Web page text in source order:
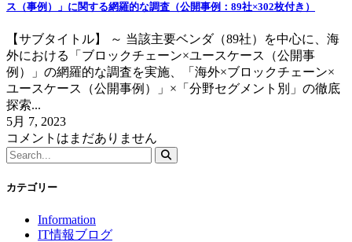
ス（事例）」に関する網羅的な調査（公開事例：89社×302枚付き）
【サブタイトル】 ～ 当該主要ベンダ（89社）を中心に、海
外における「ブロックチェーン×ユースケース（公開事
例）」の網羅的な調査を実施、「海外×ブロックチェーン×
ユースケース（公開事例）」×「分野セグメント別」の徹底
探索...
5月 7, 2023
コメントはまだありません
カテゴリー
Information
IT情報ブログ